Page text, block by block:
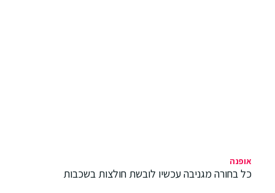
אופנה
כל בחורה מגניבה עכשיו לובשת חולצות בשכבות